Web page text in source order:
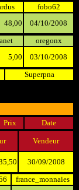
fobo62
48,00
04/10/2008
oregonx
5,00
03/10/2008
Superpna
Prix Date
Vendeur
30/09/2008
france_monnaies